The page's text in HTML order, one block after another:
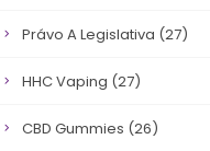
Právo A Legislativa (27)
HHC Vaping (27)
CBD Gummies (26)